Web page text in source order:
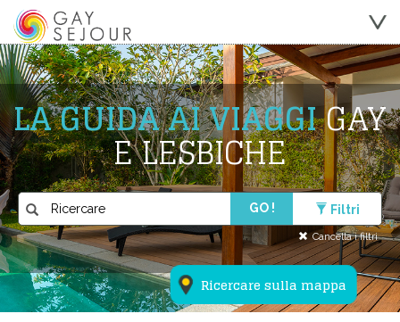
Ricercare sulla mappa
LA GUIDA AI VIAGGIGAY
E LESBICHE
GO ! Filtri
Cancella i filtri